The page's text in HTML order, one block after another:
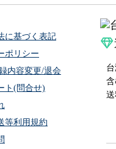
に基づく表記
ポリシー
内容変更/退会
ト(問合せ)
等利用規約